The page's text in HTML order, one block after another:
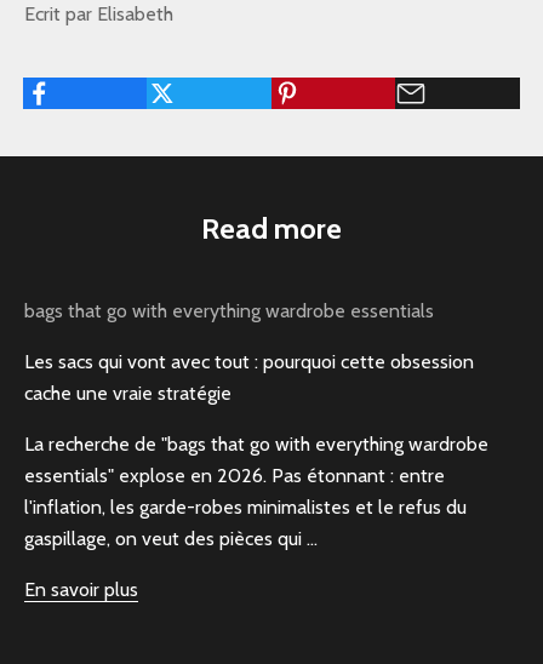
Ecrit par Elisabeth
Read more
bags that go with everything wardrobe essentials
Les sacs qui vont avec tout : pourquoi cette obsession
cache une vraie stratégie
La recherche de "bags that go with everything wardrobe
essentials" explose en 2026. Pas étonnant : entre
l'inflation, les garde-robes minimalistes et le refus du
gaspillage, on veut des pièces qui ...
En savoir plus